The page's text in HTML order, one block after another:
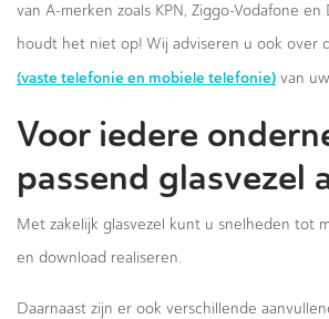
van A-merken zoals KPN, Ziggo-Vodafone
houdt het niet op! Wij adviseren u ook over
(vaste telefonie en mobiele telefonie) van
Voor iedere
passend glasvezel
Met zakelijk glasvezel kunt u snelheden tot
en download realiseren.
Daarnaast zijn er ook verschillende